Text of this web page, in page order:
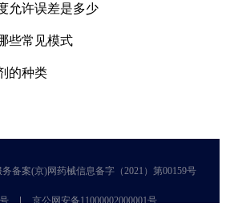
允许误差是多少
些常见模式
的种类
备案(京)网药械信息备字（2021）第00159号
京公网安备11000002000001号